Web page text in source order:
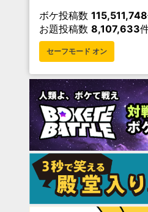
ボケ投稿数 115,511,748
お題投稿数 8,107,633
セーフモード オン